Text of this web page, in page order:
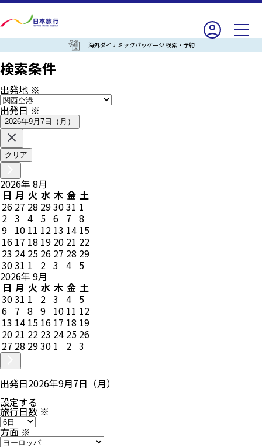
海外ダイナミックパッケージ 検索・予約
検索条件
出発地 ※
出発日※
2026年9月7日（月）
クリア
2026年 8月
日 月 火 水 木 金 土
26 27 28 293031 1
2 3 4 5 6 7 8
9 10 11 12 13 14 15
16 17 18 19 20 21 22
23 24 25 26 27 28 29
3031 1 2 3 4 5
2026年 9月
日 月 火 水 木 金 土
3031 1 2 3 4 5
6 7 8 9 10 11 12
13 14 15 16 17 18 19
20 21 22 23 24 25 26
27 28 2930 1 2 3
出発日2026年9月7日（月）
設定する
旅行日数 ※
方面※